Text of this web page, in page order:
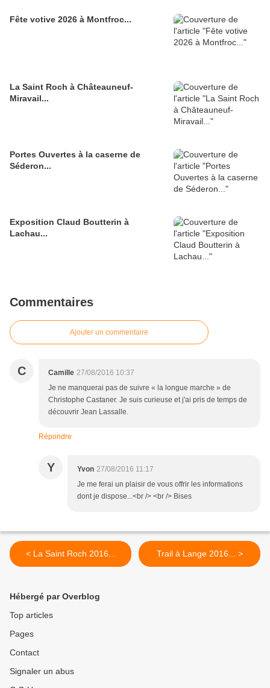
Fête votive 2026 à Montfroc...
La Saint Roch à Châteauneuf-
Miravail...
Portes Ouvertes à la caserne de
Séderon...
Exposition Claud Boutterin à
Lachau...
Commentaires
Ajouter un commentaire
C Camille 27/08/2016 10:37
Je ne manquerai pas de suivre « la longue marche » de
Christophe Castaner. Je suis curieuse et j'ai pris de temps de
découvrir Jean Lassalle.
Répondre
Y Yvon 27/08/2016 11:17
Je me ferai un plaisir de vous offrir les informations
dont je dispose...<br /> <br /> Bises
< La Saint Roch 2016... Trail à Lange 2016... >
Hébergé par Overblog
Top articles
Pages
Contact
Signaler un abus